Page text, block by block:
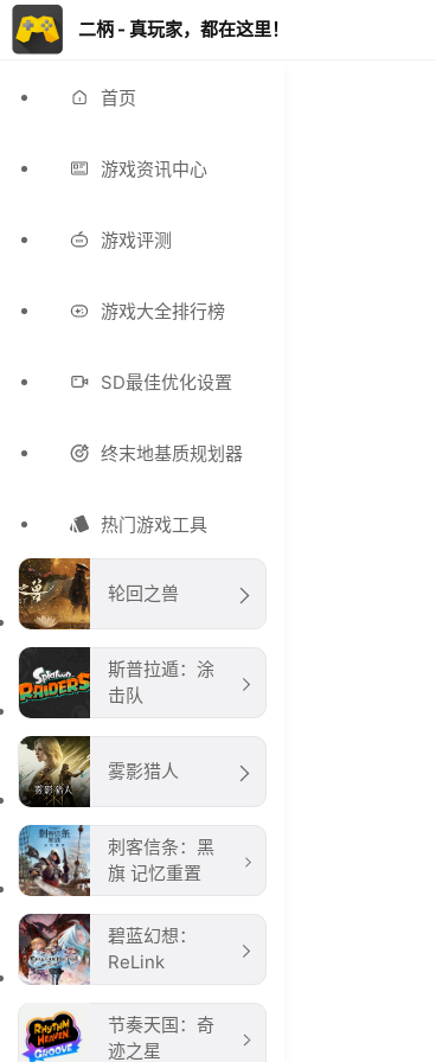
二柄 - 真玩家，都在这里！
首页
游戏资讯中心
游戏评测
游戏大全排行榜
SD最佳优化设置
终末地基质规划器
热门游戏工具
轮回之兽
斯普拉遁：涂
击队
雾影猎人
刺客信条：黑
旗 记忆重置
碧蓝幻想：
ReLink
节奏天国：奇
迹之星